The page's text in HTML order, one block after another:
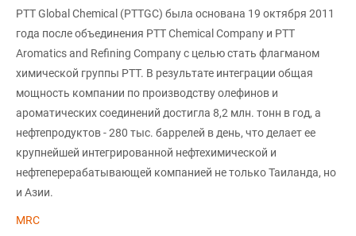
PTT Global Chemical (PTTGC) была основана 19 октября 2011
года после объединения PTT Chemical Company и PTT
Aromatics and Refining Company с целью стать флагманом
химической группы PTT. В результате интеграции общая
мощность компании по производству олефинов и
ароматических соединений достигла 8,2 млн. тонн в год, а
нефтепродуктов - 280 тыс. баррелей в день, что делает ее
крупнейшей интегрированной нефтехимической и
нефтеперерабатывающей компанией не только Таиланда, но
и Азии.
MRC